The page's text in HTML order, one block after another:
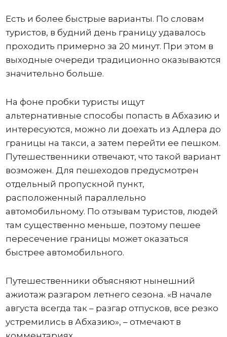
Есть и более быстрые варианты. По словам
туристов, в будний день границу удавалось
проходить примерно за 20 минут. При этом в
выходные очереди традиционно оказываются
значительно больше.
На фоне пробки туристы ищут
альтернативные способы попасть в Абхазию и
интересуются, можно ли доехать из Адлера до
границы на такси, а затем перейти ее пешком.
Путешественники отвечают, что такой вариант
возможен. Для пешеходов предусмотрен
отдельный пропускной пункт,
расположенный параллельно
автомобильному. По отзывам туристов, людей
там существенно меньше, поэтому пешее
пересечение границы может оказаться
быстрее автомобильного.
Путешественники объясняют нынешний
ажиотаж разгаром летнего сезона. «В начале
августа всегда так – разгар отпусков, все резко
устремились в Абхазию», – отмечают в